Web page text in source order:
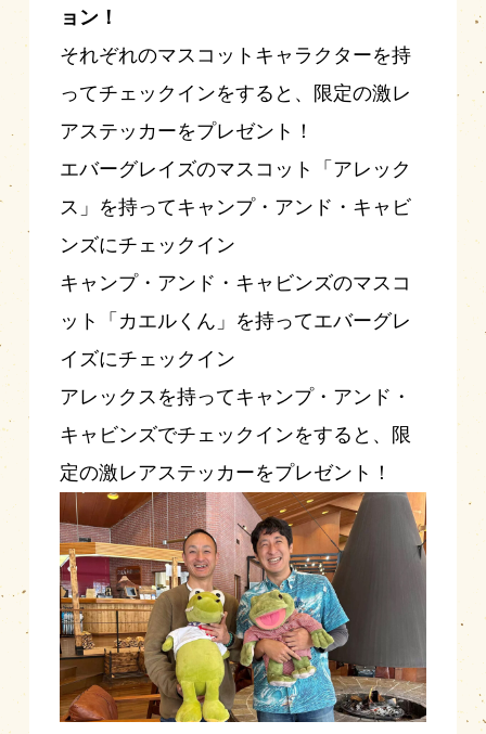
ョン！
それぞれのマスコットキャラクターを持
ってチェックインをすると、限定の激レ
アステッカーをプレゼント！
エバーグレイズのマスコット「アレック
ス」を持ってキャンプ・アンド・キャビ
ンズにチェックイン
キャンプ・アンド・キャビンズのマスコ
ット「カエルくん」を持ってエバーグレ
イズにチェックイン
アレックスを持ってキャンプ・アンド・
キャビンズでチェックインをすると、限
定の激レアステッカーをプレゼント！